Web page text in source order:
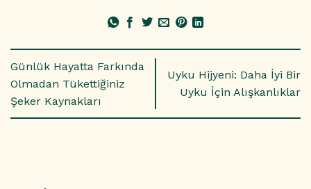
Günlük Hayatta Farkında
Olmadan Tükettiğiniz
Şeker Kaynakları
Uyku Hijyeni: Daha İyi Bir
Uyku İçin Alışkanlıklar